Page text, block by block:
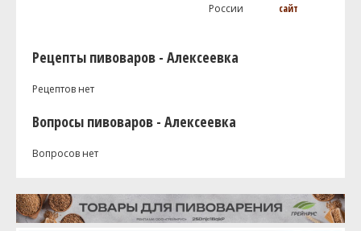
России
сайт
Рецепты пивоваров - Алексеевка
Рецептов нет
Вопросы пивоваров - Алексеевка
Вопросов нет